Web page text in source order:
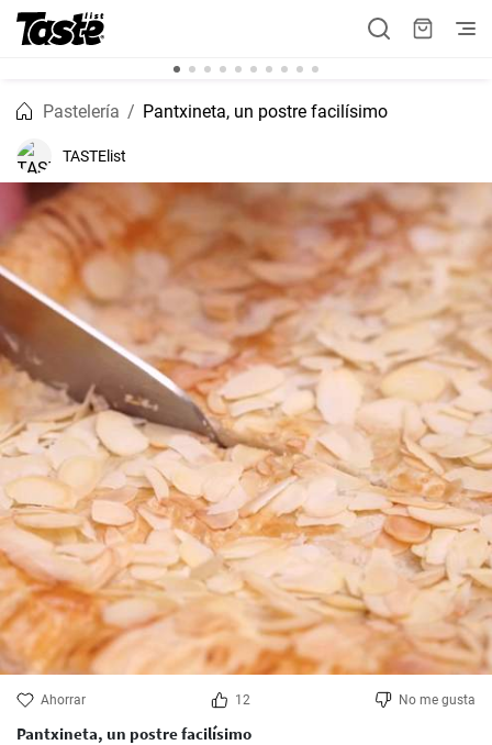
Pastelería Pantxineta, un postre facilísimo
TASTElist
Ahorrar 12 No me gusta
Pantxineta, un postre facilísimo